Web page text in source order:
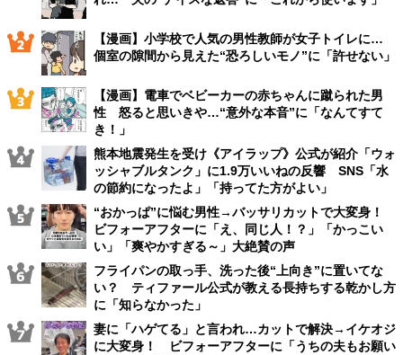
【漫画】小学校で人気の男性教師が女子トイレに…
個室の隙間から見えた“恐ろしいモノ”に「許せない」
【漫画】電車でベビーカーの赤ちゃんに蹴られた男
性 怒ると思いきや…“意外な本音”に「なんてすて
き！」
熊本地震発生を受け《アイラップ》公式が紹介「ウォ
ッシャブルタンク」に1.9万いいねの反響 SNS「水
の節約になったよ」「持ってた方がよい」
“おかっぱ”に悩む男性→バッサリカットで大変身！
ビフォーアフターに「え、同じ人！？」「かっこい
い」「爽やかすぎる～」大絶賛の声
フライパンの取っ手、洗った後“上向き”に置いてな
い？ ティファール公式が教える長持ちする乾かし方
に「知らなかった」
妻に「ハゲてる」と言われ…カットで解決→イケオジ
に大変身！ ビフォーアフターに「うちの夫もお願い